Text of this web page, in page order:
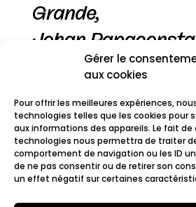
Gérer le
aux cookies
Pour offrir les meilleures expériences,
technologies telles que les cookies pour
aux informations des appareils. Le fait de
technologies nous permettra de traiter
comportement de navigation ou les ID
de ne pas consentir ou de retirer son
un effet négatif sur certaines
Grande,
Johan
Structures,
Terrier,
Timothée Joly,
Ussar